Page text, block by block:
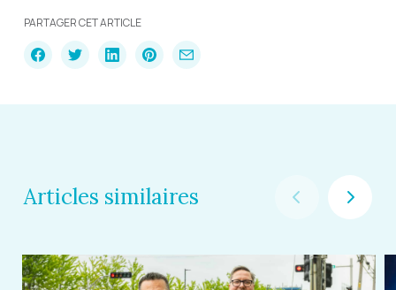
PARTAGER CET ARTICLE
Articles similaires